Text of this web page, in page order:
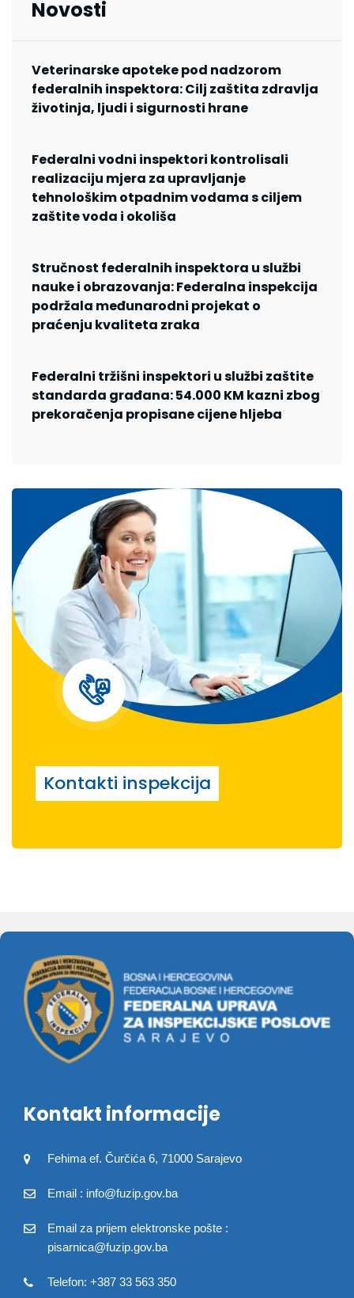
Novosti
Veterinarske apoteke pod nadzorom
federalnih inspektora: Cilj zaštita zdravlja
životinja, ljudi i sigurnosti hrane
Federalni vodni inspektori kontrolisali
realizaciju mjera za upravljanje
tehnološkim otpadnim vodama s ciljem
zaštite voda i okoliša
Stručnost federalnih inspektora u službi
nauke i obrazovanja: Federalna inspekcija
podržala međunarodni projekat o
praćenju kvaliteta zraka
Federalni tržišni inspektori u službi zaštite
standarda građana: 54.000 KM kazni zbog
prekoračenja propisane cijene hljeba
Kontakti inspekcija
Kontakt informacije
Fehima ef. Čurčića 6, 71000 Sarajevo
Email : info@fuzip.gov.ba
Email za prijem elektronske pošte :
pisarnica@fuzip.gov.ba
Telefon: +387 33 563 350